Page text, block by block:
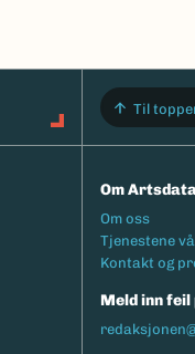
Til
Om
Footermeny
Om oss
Tjenestene
Kontakt og
Meld inn